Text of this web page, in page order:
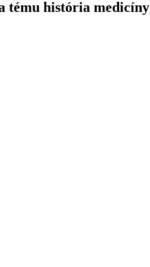
tému história medicíny